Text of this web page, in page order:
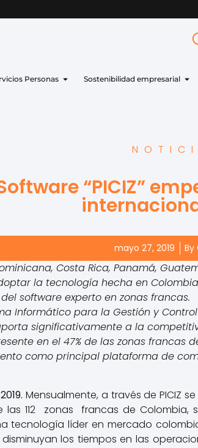
Personas Sostenibilidad empresarial
“PICIZ”
mayo 27, 2019 By
Costa Rica, Panamá,
la tecnología hecha en
software experto en zonas francas.
Informático para la Gestión y
significativamente a la
en el 47% de las zonas francas
como principal plataforma de
Mensualmente, a través de PICIZ
las 112 zonas francas de
tecnología líder en mercado
los tiempos en las